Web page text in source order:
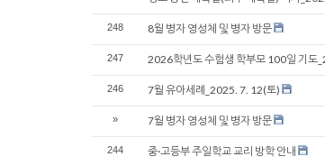
248 8월 병자 영성체 및 병자 방문
247 2026학년도 수험생 학부모 100일 기
246 7월 유아세례_2025. 7. 12(토)
» 7월 병자 영성체 및 병자 방문
244 중·고등부 주일학교 교리 방학 안내